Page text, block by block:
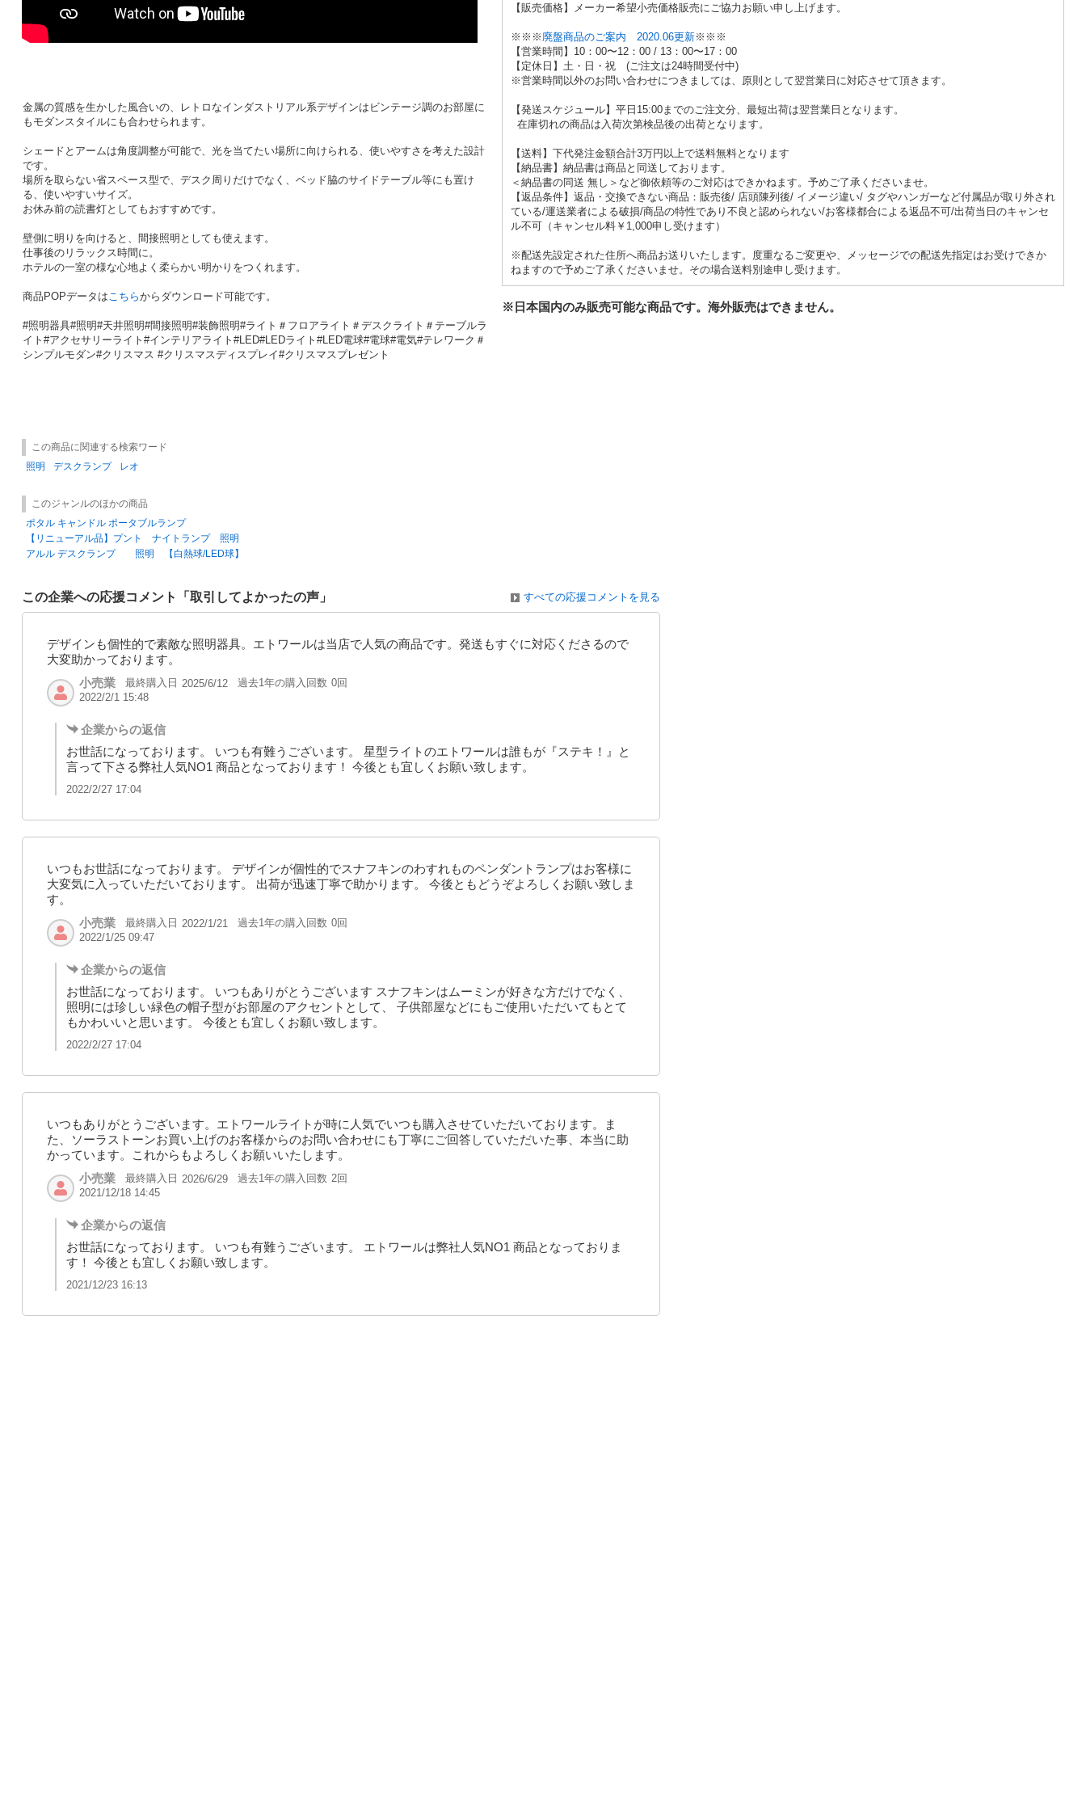
金属の質感を生かした風合いの、レトロなインダストリアル系デザインはビンテージ調のお部屋に
もモダンスタイルにも合わせられます。
シェードとアームは角度調整が可能で、光を当てたい場所に向けられる、使いやすさを考えた設計
です。
場所を取らない省スペース型で、デスク周りだけでなく、ベッド脇のサイドテーブル等にも置け
る、使いやすいサイズ。
お休み前の読書灯としてもおすすめです。
壁側に明りを向けると、間接照明としても使えます。
仕事後のリラックス時間に。
ホテルの一室の様な心地よく柔らかい明かりをつくれます。
商品POPデータは こちらからダウンロード可能です。
#照明器具#照明#天井照明#間接照明#装飾照明#ライト＃フロアライト＃デスクライト＃テーブルラ
イト#アクセサリーライト#インテリアライト#LED#LEDライト#LED電球#電球#電気#テレワーク ＃
シンプルモダン#クリスマス #クリスマスディスプレイ#クリスマスプレゼント
【販売価格】メーカー希望小売価格販売にご協力お願い申し上げます。
※※※ 廃盤商品のご案内 2020.06更新※※※
【営業時間】10：00〜12：00 / 13：00〜17：00
【定休日】土・日・祝 (ご注文は24時間受付中)
※営業時間以外のお問い合わせにつきましては、原則として翌営業日に対応させて頂きます。
【発送スケジュール】平日15:00までのご注文分、最短出荷は翌営業日となります。
在庫切れの商品は入荷次第検品後の出荷となります。
【送料】下代発注金額合計3万円以上で送料無料となります
【納品書】納品書は商品と同送しております。
＜納品書の同送 無し＞など御依頼等のご対応はできかねます。予めご了承くださいませ。
【返品条件】返品・交換できない商品：販売後/ 店頭陳列後/ イメージ違い/ タグやハンガーなど付属品が取り外され
ている/運送業者による破損/商品の特性であり不良と認められない/お客様都合による返品不可/出荷当日のキャンセ
ル不可（キャンセル料￥1,000申し受けます）
※配送先設定された住所へ商品お送りいたします。度重なるご変更や、メッセージでの配送先指定はお受けできか
ねますので予めご了承くださいませ。その場合送料別途申し受けます。
※日本国内のみ販売可能な商品です。海外販売はできません。
この商品に関連する検索ワード
照明
デスクランプ レオ
このジャンルのほかの商品
ポタル キャンドル ポータブルランプ
【リニューアル品】プント ナイトランプ 照明
アルル デスクランプ 照明 【白熱球/LED球】
この企業への応援コメント「取引してよかったの声」 すべての応援コメントを見る
デザインも個性的で素敵な照明器具。エトワールは当店で人気の商品です。発送もすぐに対応くださるので
大変助かっております。
小売業
最終購入日 2025/6/12 過去1年の購入回数 0回
2022/2/1 15:48
企業からの返信
お世話になっております。 いつも有難うございます。 星型ライトのエトワールは誰もが『ステキ！』と
言って下さる弊社人気NO1 商品となっております！ 今後とも宜しくお願い致します。
2022/2/27 17:04
いつもお世話になっております。 デザインが個性的でスナフキンのわすれものペンダントランプはお客様に
大変気に入っていただいております。 出荷が迅速丁寧で助かります。 今後ともどうぞよろしくお願い致しま
す。
小売業
最終購入日 2022/1/21 過去1年の購入回数 0回
2022/1/25 09:47
企業からの返信
お世話になっております。 いつもありがとうございます スナフキンはムーミンが好きな方だけでなく、
照明には珍しい緑色の帽子型がお部屋のアクセントとして、 子供部屋などにもご使用いただいてもとて
もかわいいと思います。 今後とも宜しくお願い致します。
2022/2/27 17:04
いつもありがとうございます。エトワールライトが時に人気でいつも購入させていただいております。ま
た、ソーラストーンお買い上げのお客様からのお問い合わせにも丁寧にご回答していただいた事、本当に助
かっています。これからもよろしくお願いいたします。
小売業
最終購入日 2026/6/29 過去1年の購入回数 2回
2021/12/18 14:45
企業からの返信
お世話になっております。 いつも有難うございます。 エトワールは弊社人気NO1 商品となっておりま
す！ 今後とも宜しくお願い致します。
2021/12/23 16:13